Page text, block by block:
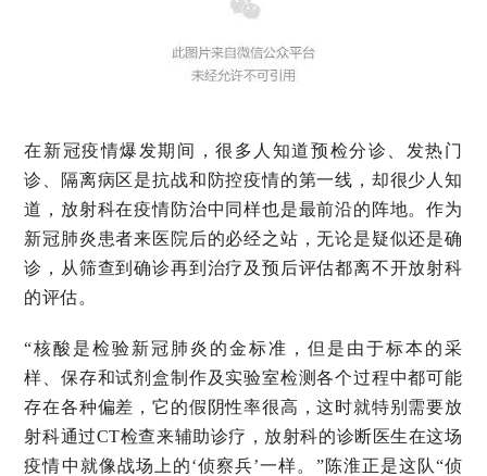
在新冠疫情爆发期间，很多人知道预检分诊、发热门
诊、隔离病区是抗战和防控疫情的第一线，却很少人知
道，放射科在疫情防治中同样也是最前沿的阵地。作为
新冠肺炎患者来医院后的必经之站，无论是疑似还是确
诊，从筛查到确诊再到治疗及预后评估都离不开放射科
的评估。
“核酸是检验新冠肺炎的金标准，但是由于标本的采
样、保存和试剂盒制作及实验室检测各个过程中都可能
存在各种偏差，它的假阴性率很高，这时就特别需要放
射科通过CT检查来辅助诊疗，放射科的诊断医生在这场
疫情中就像战场上的‘侦察兵’一样。”陈淮正是这队“侦